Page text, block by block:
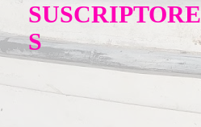
SUSCRIPTORE
S